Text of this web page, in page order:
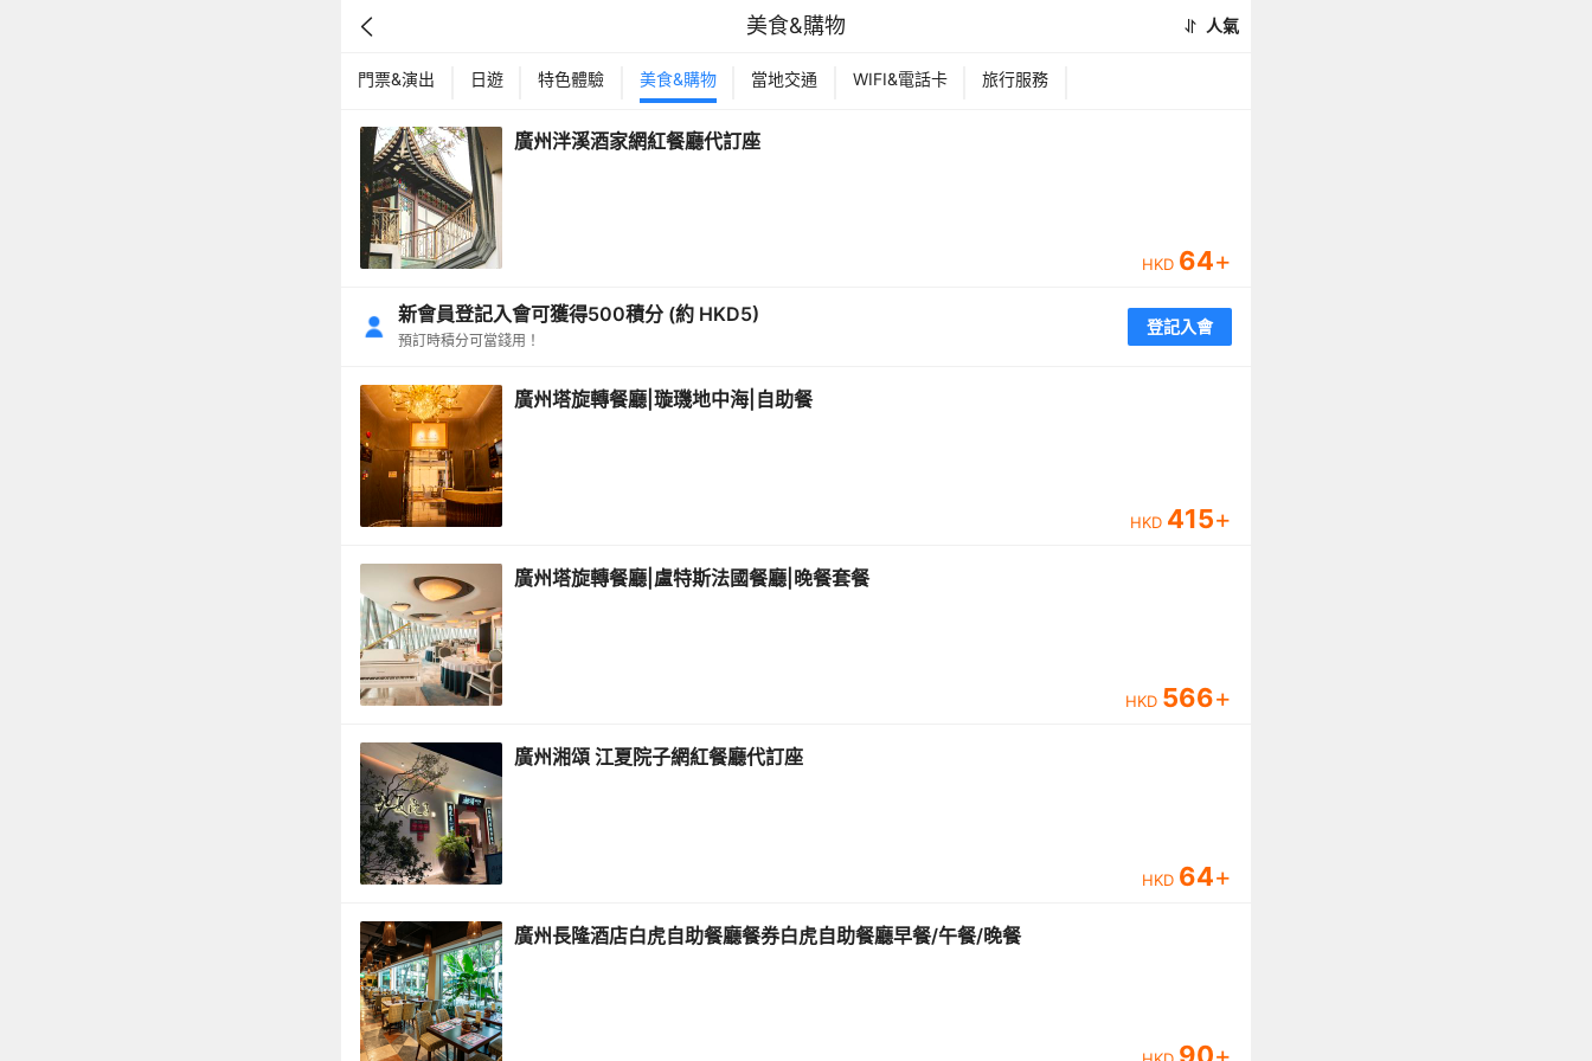
美食&購物 人氣
門票&演出 日遊 特色體驗 美食&購物 當地交通 WIFI&電話卡 旅行服務
廣州泮溪酒家網紅餐廳代訂座
HKD 64+
新會員登記入會可獲得500積分 (約 HKD5)
預訂時積分可當錢用！
登記入會
廣州塔旋轉餐廳|璇璣地中海|自助餐
HKD 415+
廣州塔旋轉餐廳|盧特斯法國餐廳|晚餐套餐
HKD 566+
廣州湘頌 江夏院子網紅餐廳代訂座
HKD 64+
廣州長隆酒店白虎自助餐廳餐券白虎自助餐廳早餐/午餐/晚餐